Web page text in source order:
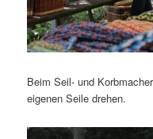
Beim Seil- und
eigenen Seile drehen.